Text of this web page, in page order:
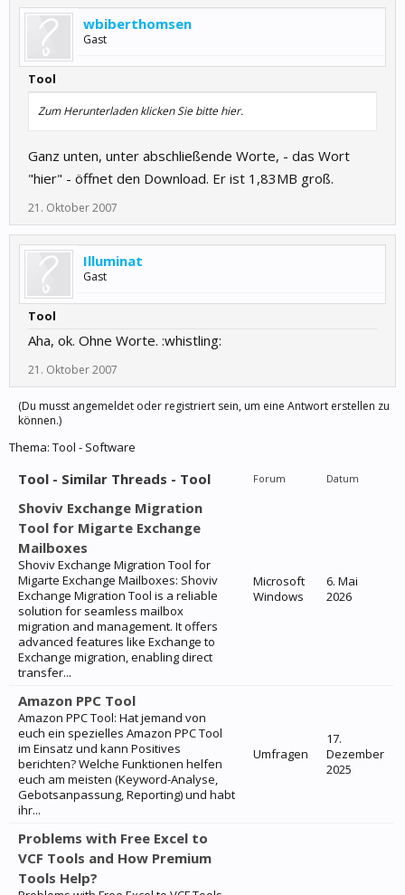
wbiberthomsen
Gast
Tool
Zum Herunterladen klicken Sie bitte hier.
Ganz unten, unter abschließende Worte, - das Wort
"hier" - öffnet den Download. Er ist 1,83MB groß.
21. Oktober 2007
Illuminat
Gast
Tool
Aha, ok. Ohne Worte. :whistling:
21. Oktober 2007
(Du musst angemeldet oder registriert sein, um eine Antwort erstellen zu
können.)
Thema: Tool - Software
Tool - Similar Threads - Tool Forum Datum
Shoviv Exchange Migration
Tool for Migarte Exchange
Mailboxes
Shoviv Exchange Migration Tool for
Migarte Exchange Mailboxes: Shoviv
Exchange Migration Tool is a reliable
solution for seamless mailbox
migration and management. It offers
advanced features like Exchange to
Exchange migration, enabling direct
transfer...
Microsoft
Windows
6. Mai
2026
Amazon PPC Tool
Amazon PPC Tool: Hat jemand von
euch ein spezielles Amazon PPC Tool
im Einsatz und kann Positives
berichten? Welche Funktionen helfen
euch am meisten (Keyword-Analyse,
Gebotsanpassung, Reporting) und habt
ihr...
Umfragen
17.
Dezember
2025
Problems with Free Excel to
VCF Tools and How Premium
Tools Help?